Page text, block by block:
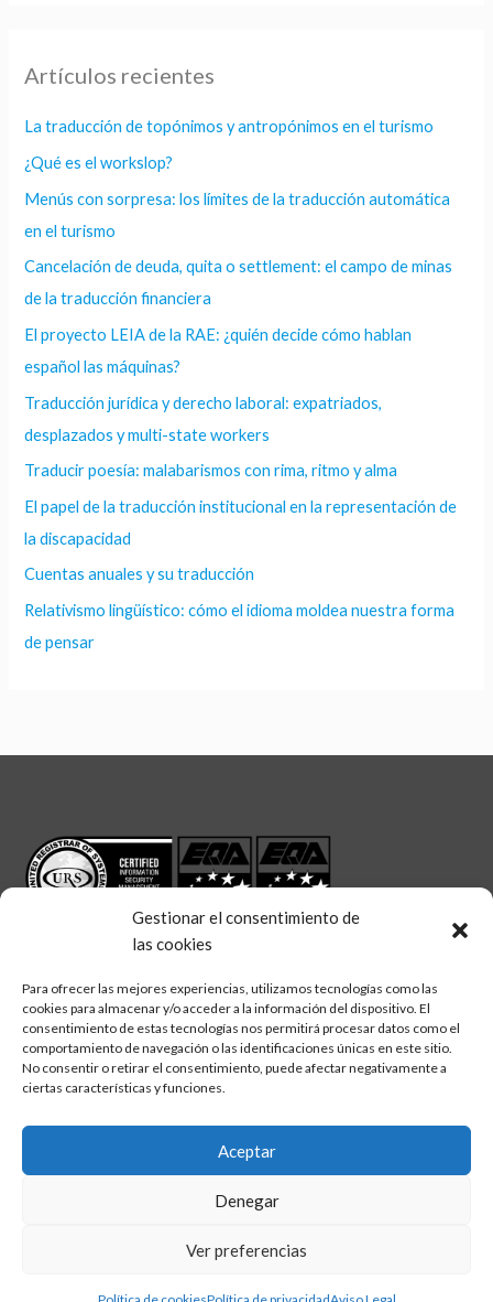
Gestionar el consentimiento de
las cookies
Para ofrecer las mejores experiencias, utilizamos tecnologías como las
cookies para almacenar y/o acceder a la información del dispositivo. El
consentimiento de estas tecnologías nos permitirá procesar datos como el
comportamiento de navegación o las identificaciones únicas en este sitio.
No consentir o retirar el consentimiento, puede afectar negativamente a
ciertas características y funciones.
Aceptar
Denegar
Ver preferencias
Artículos recientes
La traducción de topónimos y antropónimos en el turismo
¿Qué es el workslop?
Menús con sorpresa: los límites de la traducción automática
en el turismo
Cancelación de deuda, quita o settlement: el campo de minas
de la traducción financiera
El proyecto LEIA de la RAE: ¿quién decide cómo hablan
español las máquinas?
Traducción jurídica y derecho laboral: expatriados,
desplazados y multi-state workers
Traducir poesía: malabarismos con rima, ritmo y alma
El papel de la traducción institucional en la representación de
la discapacidad
Cuentas anuales y su traducción
Relativismo lingüístico: cómo el idioma moldea nuestra forma
de pensar
Síguenos en:
linkedintwitterfacebook
Aviso legal